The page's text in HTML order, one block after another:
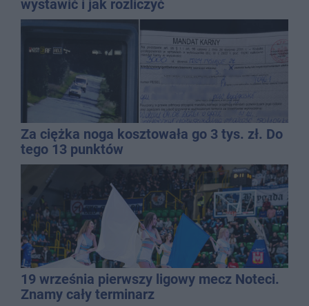
wystawić i jak rozliczyć
Za ciężka noga kosztowała go 3 tys. zł. Do
tego 13 punktów
19 września pierwszy ligowy mecz Noteci.
Znamy cały terminarz